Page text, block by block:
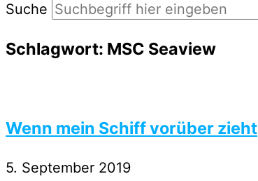
Suche
Schlagwort: MSC Seaview
Wenn mein Schiff vorüber zieht
5. September 2019